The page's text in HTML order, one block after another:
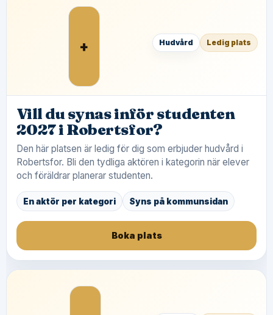
+ Hudvård Ledig plats
Vill du synas inför studenten
2027 i Robertsfor?
Den här platsen är ledig för dig som erbjuder hudvård i
Robertsfor. Bli den tydliga aktören i kategorin när elever
och föräldrar planerar studenten.
En aktör per kategori Syns på kommunsidan
Boka plats